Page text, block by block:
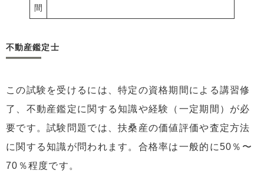
間
不動産鑑定士
この試験を受けるには、特定の資格期間による講習修
了、不動産鑑定に関する知識や経験（一定期間）が必
要です。試験問題では、扶桑産の価値評価や査定方法
に関する知識が問われます。合格率は一般的に50％〜
70％程度です。